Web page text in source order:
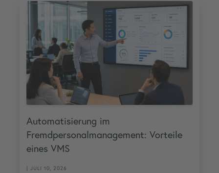
Automatisierung im
Fremdpersonalmanagement: Vorteile
eines VMS
| JULI 10, 2026